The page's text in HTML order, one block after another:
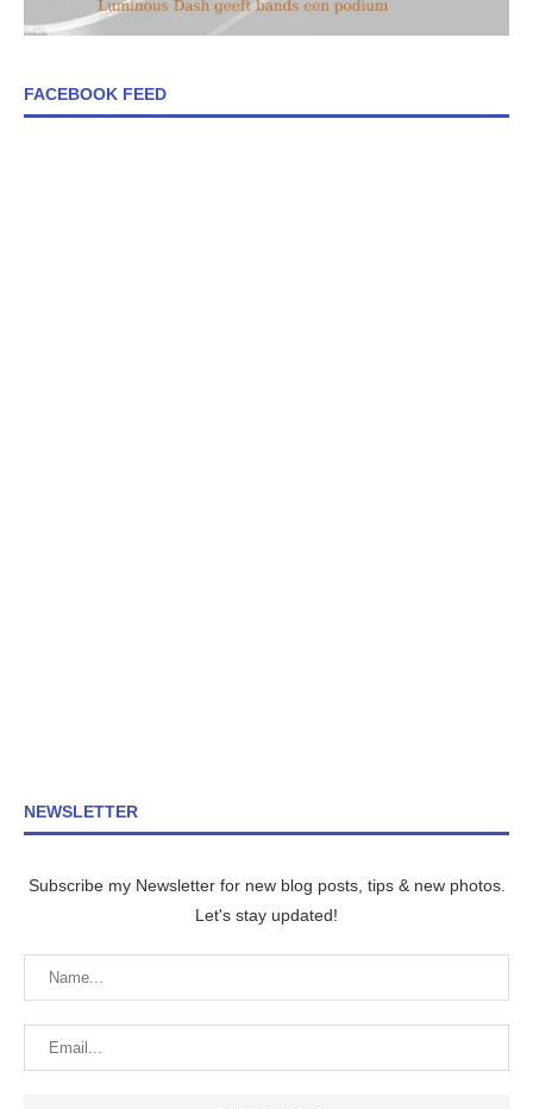
FACEBOOK FEED
NEWSLETTER
Subscribe my Newsletter for new blog posts, tips & new photos.
Let's stay updated!